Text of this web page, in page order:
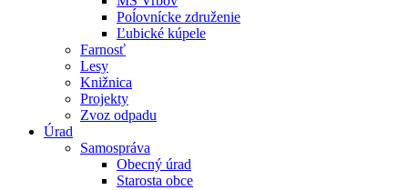
Poĺovnícke združenie
Ľubické kúpele
Farnosť
Lesy
Knižnica
Projekty
Zvoz odpadu
Úrad
Samospráva
Obecný úrad
Starosta obce